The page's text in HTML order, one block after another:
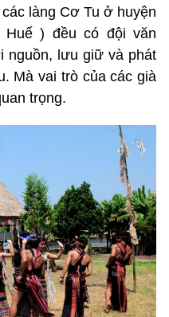
làng Cơ Tu ở huyện
Huế ) đều có đội văn
nguồn, lưu giữ và phát
Mà vai trò của các già
trọng.